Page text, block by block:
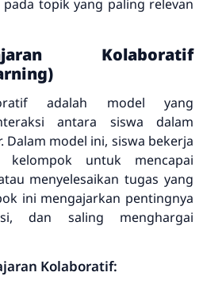
topik yang paling relevan
Kolaboratif
adalah model yang
antara siswa dalam
Dalam model ini, siswa bekerja
kelompok untuk mencapai
menyelesaikan tugas yang
ini mengajarkan pentingnya
dan saling menghargai
Kolaboratif: